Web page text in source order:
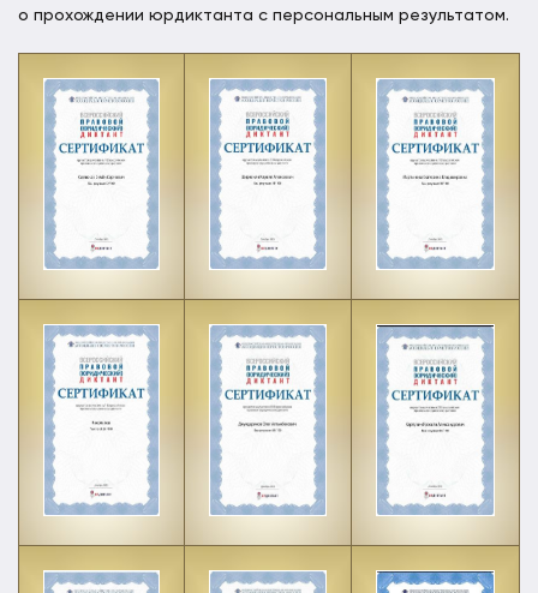
о прохождении юрдиктанта с персональным результатом.